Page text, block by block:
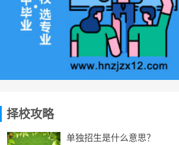
择校攻略
单独招生是什么意思？